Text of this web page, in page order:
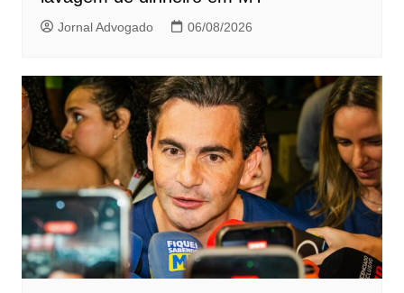
Jornal Advogado 06/08/2026